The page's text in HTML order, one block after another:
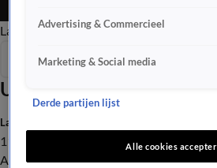
heeft gemaakt. En het Nederlands
Late EditieOchtend EditieVroege Editie
Uitzendingen
Seizoen 2025
Laatste nieuws
112
Advies & Tips
Advertising & Commercieel
Marketing & Social media
Derde partijen lijst
Alle cookies